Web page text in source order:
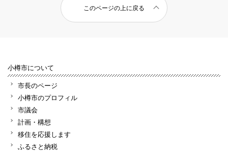
このページの上に戻る
小樽市について
市長のページ
小樽市のプロフィル
市議会
計画・構想
移住を応援します
ふるさと納税